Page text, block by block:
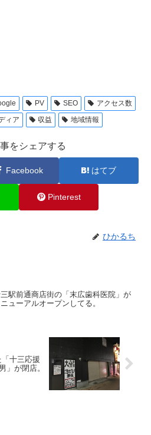
PV SEO
アクセス数
ィア 収益 地域情報
をシェアする
Facebook はてブ
Pinterest
ひかるち
駅前通商店街の「末広歯科医院」が
ニューアルオープンしてる。
十三応援
」が閉店。